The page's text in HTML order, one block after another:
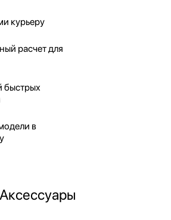
курьеру
расчет для
быстрых
в
Аксессуары